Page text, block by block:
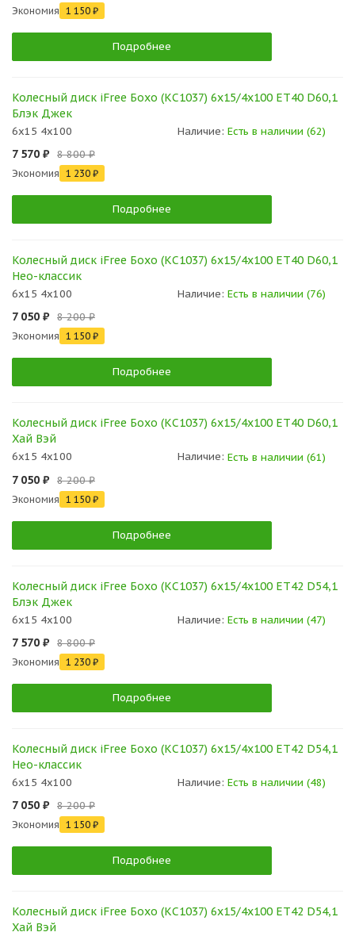
Экономия 1 150 ₽
Подробнее
Колесный диск iFree Бохо (КС1037) 6x15/4x100 ET40 D60,1
Блэк Джек
6x15 4x100 Наличие: Есть в наличии (62)
7 570 ₽ 8 800 ₽
Экономия 1 230 ₽
Подробнее
Колесный диск iFree Бохо (КС1037) 6x15/4x100 ET40 D60,1
Нео-классик
6x15 4x100 Наличие: Есть в наличии (76)
7 050 ₽ 8 200 ₽
Экономия 1 150 ₽
Подробнее
Колесный диск iFree Бохо (КС1037) 6x15/4x100 ET40 D60,1
Хай Вэй
6x15 4x100 Наличие: Есть в наличии (61)
7 050 ₽ 8 200 ₽
Экономия 1 150 ₽
Подробнее
Колесный диск iFree Бохо (КС1037) 6x15/4x100 ET42 D54,1
Блэк Джек
6x15 4x100 Наличие: Есть в наличии (47)
7 570 ₽ 8 800 ₽
Экономия 1 230 ₽
Подробнее
Колесный диск iFree Бохо (КС1037) 6x15/4x100 ET42 D54,1
Нео-классик
6x15 4x100 Наличие: Есть в наличии (48)
7 050 ₽ 8 200 ₽
Экономия 1 150 ₽
Подробнее
Колесный диск iFree Бохо (КС1037) 6x15/4x100 ET42 D54,1
Хай Вэй